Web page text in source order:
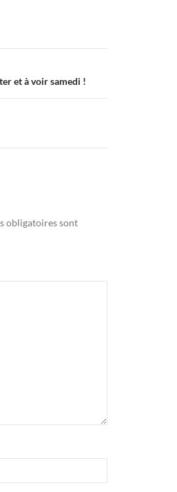
et à voir samedi !
obligatoires sont